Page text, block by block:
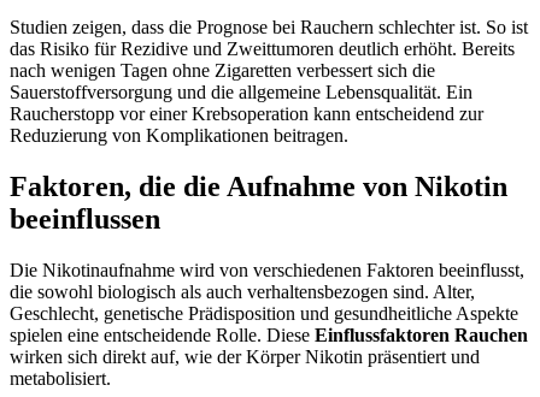
Studien zeigen, dass die Prognose bei Rauchern schlechter ist. So ist
das Risiko für Rezidive und Zweittumoren deutlich erhöht. Bereits
nach wenigen Tagen ohne Zigaretten verbessert sich die
Sauerstoffversorgung und die allgemeine Lebensqualität. Ein
Raucherstopp vor einer Krebsoperation kann entscheidend zur
Reduzierung von Komplikationen beitragen.
Faktoren, die die Aufnahme von Nikotin
beeinflussen
Die Nikotinaufnahme wird von verschiedenen Faktoren beeinflusst,
die sowohl biologisch als auch verhaltensbezogen sind. Alter,
Geschlecht, genetische Prädisposition und gesundheitliche Aspekte
spielen eine entscheidende Rolle. Diese Einflussfaktoren Rauchen
wirken sich direkt auf, wie der Körper Nikotin präsentiert und
metabolisiert.